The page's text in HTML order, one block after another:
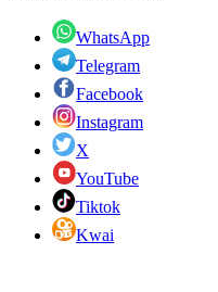
WhatsApp
Telegram
Facebook
Instagram
X
YouTube
Tiktok
Kwai